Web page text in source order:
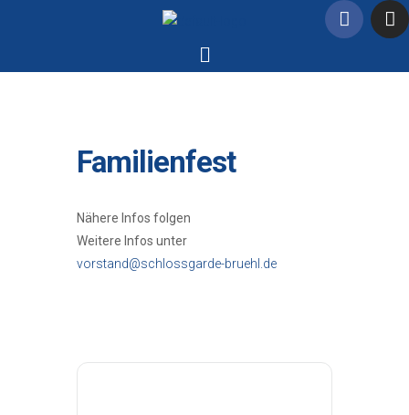
Familienfest
Nähere Infos folgen
Weitere Infos unter
vorstand@schlossgarde-bruehl.de